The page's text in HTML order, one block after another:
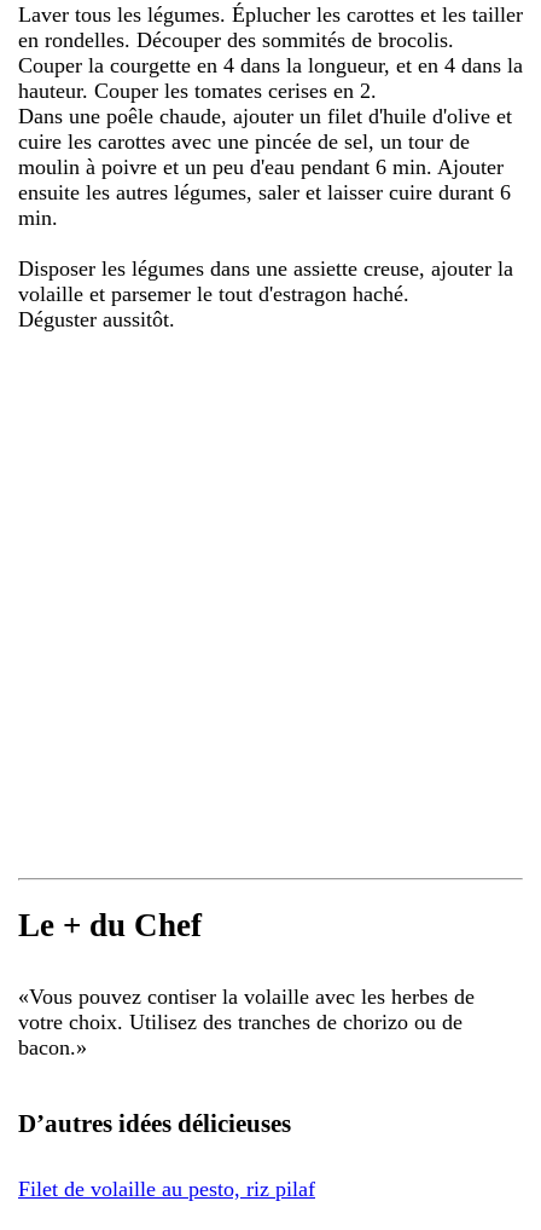
Laver tous les légumes. Éplucher les carottes et les tailler
en rondelles. Découper des sommités de brocolis.
Couper la courgette en 4 dans la longueur, et en 4 dans la
hauteur. Couper les tomates cerises en 2.
Dans une poêle chaude, ajouter un filet d'huile d'olive et
cuire les carottes avec une pincée de sel, un tour de
moulin à poivre et un peu d'eau pendant 6 min. Ajouter
ensuite les autres légumes, saler et laisser cuire durant 6
min.
Disposer les légumes dans une assiette creuse, ajouter la
volaille et parsemer le tout d'estragon haché.
Déguster aussitôt.
Le + du Chef
«Vous pouvez contiser la volaille avec les herbes de
votre choix. Utilisez des tranches de chorizo ou de
bacon.»
D’autres idées délicieuses
Filet de volaille au pesto, riz pilaf